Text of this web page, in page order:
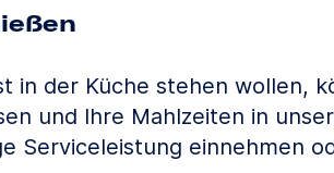
in der Küche stehen wollen,
und Ihre Mahlzeiten in
Serviceleistung einnehmen